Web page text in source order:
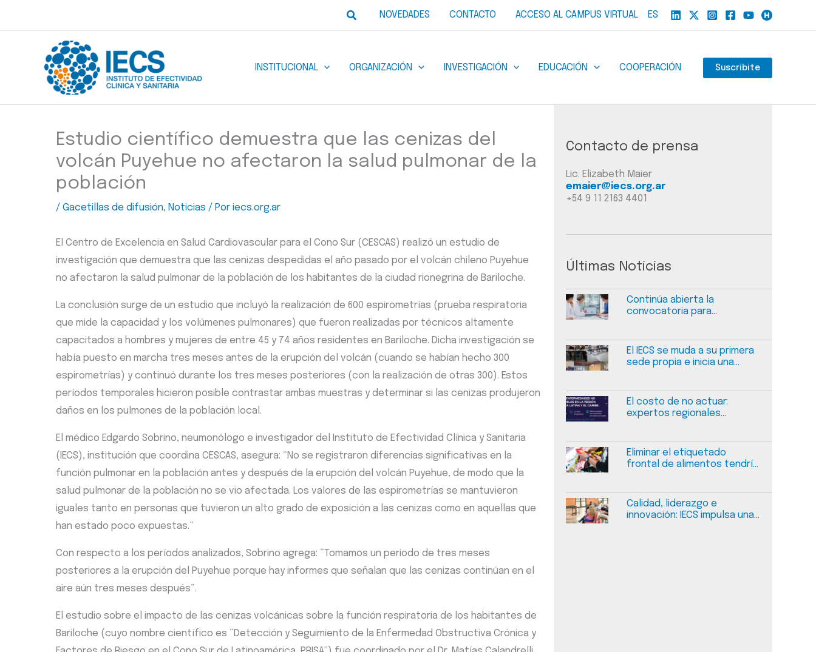
BuscarNOVEDADES CONTACTO ACCESO AL CAMPUS VIRTUAL ES
INSTITUCIONAL ORGANIZACIÓN INVESTIGACIÓN EDUCACIÓN COOPERACIÓN Suscribite
Estudio científico demuestra que las cenizas del
volcán Puyehue no afectaron la salud pulmonar de la
población
/ Gacetillas de difusión, Noticias / Por iecs.org.ar
El Centro de Excelencia en Salud Cardiovascular para el Cono Sur (CESCAS) realizó un estudio de
investigación que demuestra que las cenizas despedidas el año pasado por el volcán chileno Puyehue
no afectaron la salud pulmonar de la población de los habitantes de la ciudad rionegrina de Bariloche.
La conclusión surge de un estudio que incluyó la realización de 600 espirometrías (prueba respiratoria
que mide la capacidad y los volúmenes pulmonares) que fueron realizadas por técnicos altamente
capacitados a hombres y mujeres de entre 45 y 74 años residentes en Bariloche. Dicha investigación se
había puesto en marcha tres meses antes de la erupción del volcán (cuando se habían hecho 300
espirometrías) y continuó durante los tres meses posteriores (con la realización de otras 300). Estos
períodos temporales hicieron posible contrastar ambas muestras y determinar si las cenizas produjeron
daños en los pulmones de la población local.
El médico Edgardo Sobrino, neumonólogo e investigador del Instituto de Efectividad Clínica y Sanitaria
(IECS), institución que coordina CESCAS, asegura: “No se registraron diferencias significativas en la
función pulmonar en la población antes y después de la erupción del volcán Puyehue, de modo que la
salud pulmonar de la población no se vio afectada. Los valores de las espirometrías se mantuvieron
iguales tanto en personas que tuvieron un alto grado de exposición a las cenizas como en aquellas que
han estado poco expuestas.”
Con respecto a los períodos analizados, Sobrino agrega: “Tomamos un periodo de tres meses
posteriores a la erupción del Puyehue porque hay informes que señalan que las cenizas continúan en el
aire aún tres meses después”.
El estudio sobre el impacto de las cenizas volcánicas sobre la función respiratoria de los habitantes de
Bariloche (cuyo nombre científico es “Detección y Seguimiento de la Enfermedad Obstructiva Crónica y
Contacto de prensa
Lic. Elizabeth Maier
emaier@iecs.org.ar
+54 9 11 2163 4401
Últimas Noticias
Continúa abierta la
convocatoria para
seguridad en salud
El IECS se muda a su primera
sede propia e inicia una
El costo de no actuar:
expertos regionales
de las enfermedades no
transmisibles
Eliminar el etiquetado
frontal de alimentos tendría
en Argentina
Calidad, liderazgo e
innovación: IECS impulsa una